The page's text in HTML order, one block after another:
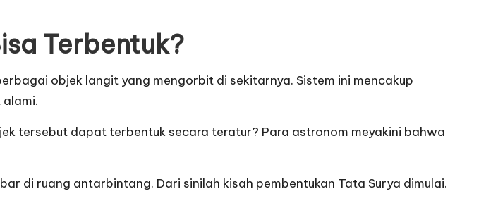
Terbentuk?
objek langit yang mengorbit di sekitarnya. Sistem ini mencakup
tersebut dapat terbentuk secara teratur? Para astronom meyakini bahwa
di ruang antarbintang. Dari sinilah kisah pembentukan Tata Surya dimulai.